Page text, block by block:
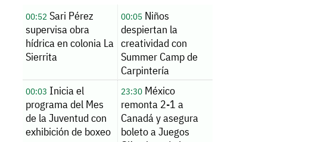
00:52 Sari Pérez
supervisa obra
hídrica en colonia La
Sierrita
00:05Niños
despiertan la
creatividad con
Summer Camp de
Carpintería
00:03 Inicia el
programa del Mes
de la Juventud con
exhibición de boxeo
23:30México
remonta 2-1 a
Canadá y asegura
boleto a Juegos